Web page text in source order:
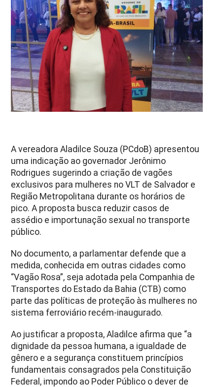
A vereadora Aladilce Souza (PCdoB) apresentou
uma indicação ao governador Jerônimo
Rodrigues sugerindo a criação de vagões
exclusivos para mulheres no VLT de Salvador e
Região Metropolitana durante os horários de
pico. A proposta busca reduzir casos de
assédio e importunação sexual no transporte
público.
No documento, a parlamentar defende que a
medida, conhecida em outras cidades como
“Vagão Rosa”, seja adotada pela Companhia de
Transportes do Estado da Bahia (CTB) como
parte das políticas de proteção às mulheres no
sistema ferroviário recém-inaugurado.
Ao justificar a proposta, Aladilce afirma que “a
dignidade da pessoa humana, a igualdade de
gênero e a segurança constituem princípios
fundamentais consagrados pela Constituição
Federal, impondo ao Poder Público o dever de